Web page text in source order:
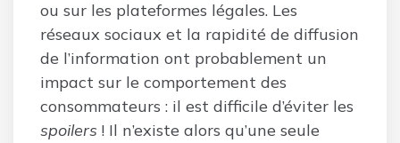
ou sur les plateformes légales. Les
réseaux sociaux et la rapidité de diffusion
de l’information ont probablement un
impact sur le comportement des
consommateurs : il est difficile d’éviter les
spoilers ! Il n’existe alors qu’une seule